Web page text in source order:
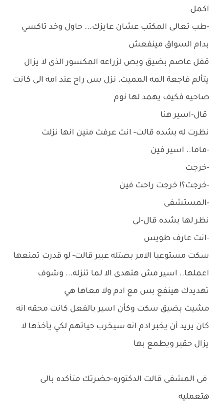
اكمل
-طب تعالى المكتب عشان عايزك... حاول وخد تاكسي
بدام السواق مينفعش
قفل عاصم بضيق وبص لزراعه المكسور الذى لا يزال
يتألم فاجعة المه المميت، نزل بس راح عند امه الى كانت
صاحيه فكيف يهمد لها نوم
قال-اسير هنا
نظرت له بشده قالت- انت عرفت منين انها نزلت
-ماما.. اسير فين
-خرجت
-خرجت؟! خرجت راحت فين
-المستشفى
نظر لها بشده قال-لى
-انت عارف طويس
سكت مستوعبا الامر بصتله عبير قالت- لو قدرت تمنعها
اعملها.. اسير مش هتهدى الا لما تنزله... وشوف
تهديدك هينفع بس مع ادم ولا معاها هي
مشيت بضيق سكت وكأن اسير بالفعل كانت محقه انه
كان يريد أن يخبر ادم انه سيخرب حياتهم لكي يأخذها لا
يزال حقير ويطمع بها
فى المشفى قالت الدكتوره-حضرتك متأكده بالى
هتعمليه